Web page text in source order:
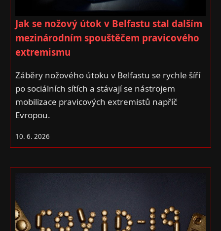
Jak se nožový útok v Belfastu stal dalším
mezinárodním spouštěčem pravicového
extremismu
Záběry nožového útoku v Belfastu se rychle šíří
po sociálních sítích a stávají se nástrojem
mobilizace pravicových extremistů napříč
Evropou.
10. 6. 2026